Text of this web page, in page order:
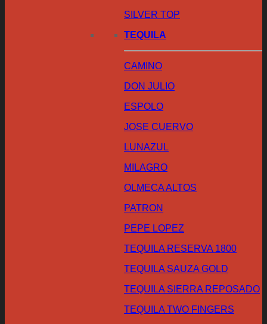
SILVER TOP
TEQUILA
CAMINO
DON JULIO
ESPOLO
JOSE CUERVO
LUNAZUL
MILAGRO
OLMECA ALTOS
PATRON
PEPE LOPEZ
TEQUILA RESERVA 1800
TEQUILA SAUZA GOLD
TEQUILA SIERRA REPOSADO
TEQUILA TWO FINGERS